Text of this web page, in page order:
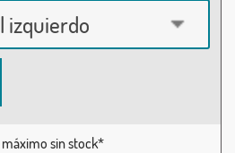
izquierdo
máximo sin stock*